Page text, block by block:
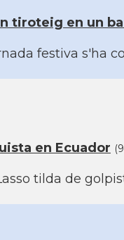
tiroteig en un
festiva s'ha
en Ecuador
tilda de